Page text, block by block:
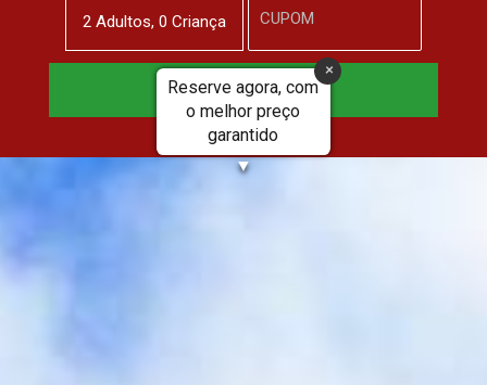
2 Adultos, 0 Criança
Reserve agora, com
o melhor preço
garantido
▼
Reservar Agora